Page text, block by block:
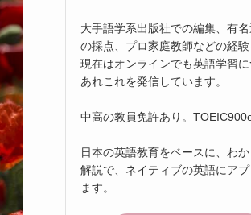
大手語学系出版社での編集、有
の採点、プロ家庭教師などの経験
現在はオンラインでも英語学習
あれこれを発信しています。
中高の教員免許あり。
日本の英語教育をベースに、わ
解説で、ネイティブの英語にア
ます。